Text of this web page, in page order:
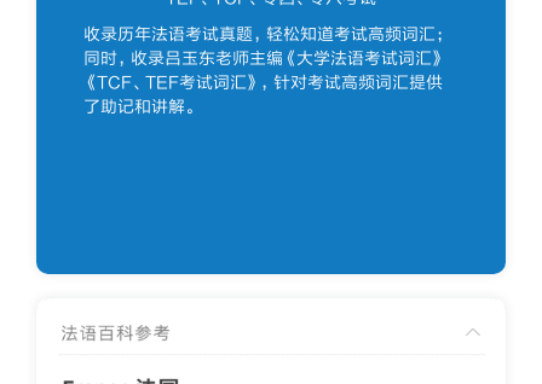
收录历年法语考试真题，轻松知道考试高频词汇；
同时，收录吕玉东老师主编《大学法语考试词汇》
《TCF、TEF考试词汇》，针对考试高频词汇提供
了助记和讲解。